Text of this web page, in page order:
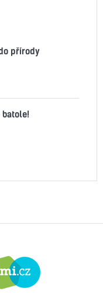
přírody
batole!